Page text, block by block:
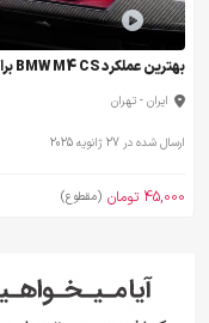
بهترین عملکرد BMW M4 CS برای فروش
ایران - تهران
ارسال شده در 27 ژانویه 2025
45,000 تومان (مقطوع)